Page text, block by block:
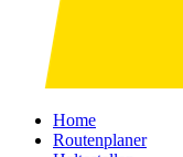
Home
Routenplaner